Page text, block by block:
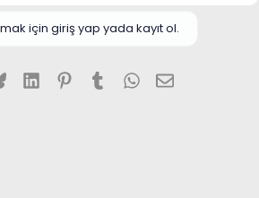
için giriş yap yada kayıt ol.
BlueskyLinkedInPinterest
TumblrWhatsApp
E-posta